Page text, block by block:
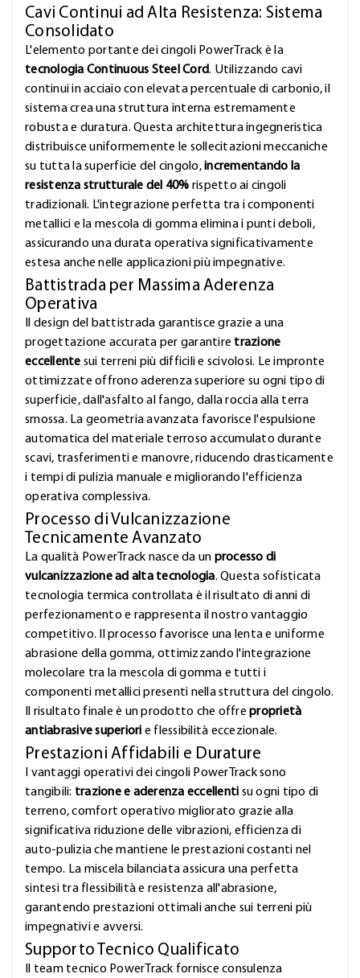
Cavi Continui ad Alta Resistenza: Sistema
Consolidato
L'elemento portante dei cingoli PowerTrack è la
tecnologia Continuous Steel Cord. Utilizzando cavi
continui in acciaio con elevata percentuale di carbonio, il
sistema crea una struttura interna estremamente
robusta e duratura. Questa architettura ingegneristica
distribuisce uniformemente le sollecitazioni meccaniche
su tutta la superficie del cingolo,incrementando la
resistenza strutturale del 40% rispetto ai cingoli
tradizionali. L'integrazione perfetta tra i componenti
metallici e la mescola di gomma elimina i punti deboli,
assicurando una durata operativa significativamente
estesa anche nelle applicazioni più impegnative.
Battistrada per Massima Aderenza
Operativa
Il design del battistrada garantisce grazie a una
progettazione accurata per garantire trazione
eccellente sui terreni più difficili e scivolosi. Le impronte
ottimizzate offrono aderenza superiore su ogni tipo di
superficie, dall'asfalto al fango, dalla roccia alla terra
smossa. La geometria avanzata favorisce l'espulsione
automatica del materiale terroso accumulato durante
scavi, trasferimenti e manovre, riducendo drasticamente
i tempi di pulizia manuale e migliorando l'efficienza
operativa complessiva.
Processo di Vulcanizzazione
Tecnicamente Avanzato
La qualità PowerTrack nasce da un processo di
vulcanizzazione ad alta tecnologia. Questa sofisticata
tecnologia termica controllata è il risultato di anni di
perfezionamento e rappresenta il nostro vantaggio
competitivo. Il processo favorisce una lenta e uniforme
abrasione della gomma, ottimizzando l'integrazione
molecolare tra la mescola di gomma e tutti i
componenti metallici presenti nella struttura del cingolo.
Il risultato finale è un prodotto che offreproprietà
antiabrasive superiori e flessibilità eccezionale.
Prestazioni Affidabili e Durature
I vantaggi operativi dei cingoli PowerTrack sono
tangibili: trazione e aderenza eccellenti su ogni tipo di
terreno, comfort operativo migliorato grazie alla
significativa riduzione delle vibrazioni, efficienza di
auto-pulizia che mantiene le prestazioni costanti nel
tempo. La miscela bilanciata assicura una perfetta
sintesi tra flessibilità e resistenza all'abrasione,
garantendo prestazioni ottimali anche sui terreni più
impegnativi e avversi.
Supporto Tecnico Qualificato
Il team tecnico PowerTrack fornisce consulenza